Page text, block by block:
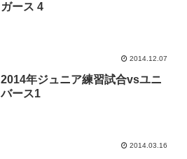
ガース 4
2014.12.07
2014年ジュニア練習試合vsユニ
バース1
2014.03.16